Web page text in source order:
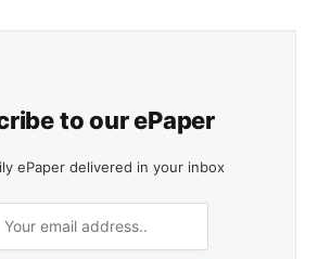
to our ePaper
ePaper delivered in your inbox